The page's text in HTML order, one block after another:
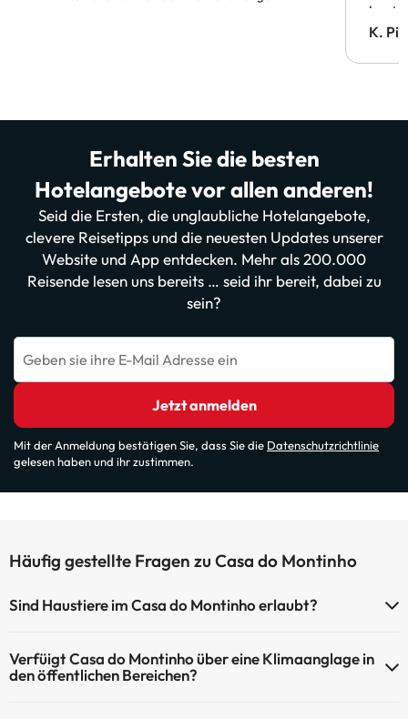
K.
Erhalten Sie die besten
Hotelangebote vor allen anderen!
Seid die Ersten, die unglaubliche Hotelangebote,
clevere Reisetipps und die neuesten Updates unserer
Website und App entdecken. Mehr als 200.000
Reisende lesen uns bereits … seid ihr bereit, dabei zu
sein?
Geben sie ihre E-Mail Adresse ein
Jetzt anmelden
Mit der Anmeldung bestätigen Sie, dass Sie die Datenschutzrichtlinie
gelesen haben und ihr zustimmen.
Häufig gestellte Fragen zu Casa do Montinho
Sind Haustiere im Casa do Montinho erlaubt?
Verfüigt Casa do Montinho über eine Klimaanglage in
den öffentlichen Bereichen?